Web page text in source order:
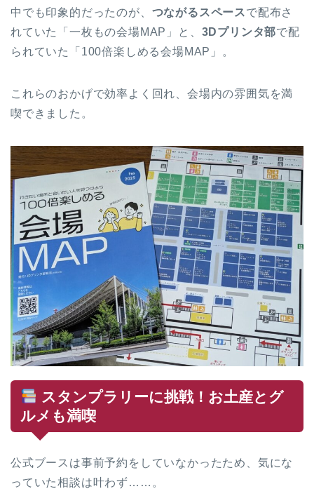
中でも印象的だったのが、 つながるスペースで配布さ
れていた「一枚もの会場MAP」と、 3Dプリンタ部で配
られていた「100倍楽しめる会場MAP」。
これらのおかげで効率よく回れ、会場内の雰囲気を満
喫できました。
スタンプラリーに挑戦！お土産とグ
ルメも満喫
公式ブースは事前予約をしていなかったため、気にな
っていた相談は叶わず……。